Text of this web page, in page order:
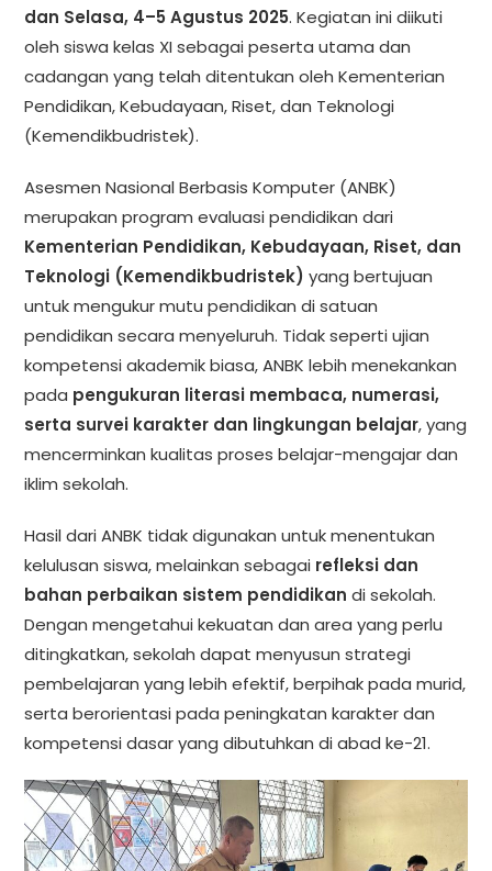
dan Selasa, 4–5 Agustus 2025. Kegiatan ini diikuti
oleh siswa kelas XI sebagai peserta utama dan
cadangan yang telah ditentukan oleh Kementerian
Pendidikan, Kebudayaan, Riset, dan Teknologi
(Kemendikbudristek).
Asesmen Nasional Berbasis Komputer (ANBK)
merupakan program evaluasi pendidikan dari
Kementerian Pendidikan, Kebudayaan, Riset, dan
Teknologi (Kemendikbudristek) yang bertujuan
untuk mengukur mutu pendidikan di satuan
pendidikan secara menyeluruh. Tidak seperti ujian
kompetensi akademik biasa, ANBK lebih menekankan
pada pengukuran literasi membaca, numerasi,
serta survei karakter dan lingkungan belajar, yang
mencerminkan kualitas proses belajar-mengajar dan
iklim sekolah.
Hasil dari ANBK tidak digunakan untuk menentukan
kelulusan siswa, melainkan sebagai refleksi dan
bahan perbaikan sistem pendidikan di sekolah.
Dengan mengetahui kekuatan dan area yang perlu
ditingkatkan, sekolah dapat menyusun strategi
pembelajaran yang lebih efektif, berpihak pada murid,
serta berorientasi pada peningkatan karakter dan
kompetensi dasar yang dibutuhkan di abad ke-21.